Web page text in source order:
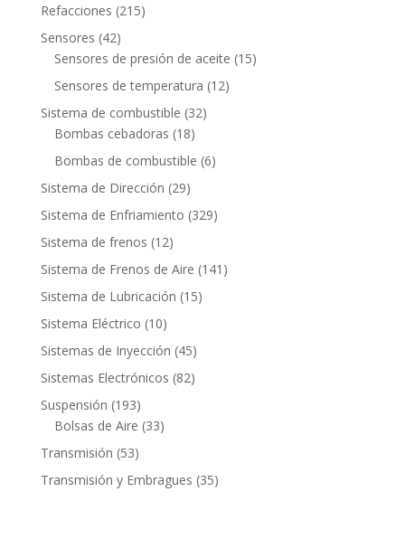
Refacciones 215215
Sensores 4242
productos
Sensores de presión de aceite 1515
Sensores de temperatura 1212
Sistema de combustible 3232
Bombas cebadoras 1818
productos
Bombas de combustible 66
Sistema de Dirección 2929
productos
Sistema de Enfriamiento 329329
Sistema de frenos 1212
productos
Sistema de Frenos de Aire 141 141
Sistema de Lubricación 1515
Sistema Eléctrico 1010
productos
Sistemas de Inyección 4545
productos
Sistemas Electrónicos 8282
Suspensión 193193
productos
Bolsas de Aire 3333
Transmisión 5353
productos
Transmisión y Embragues 3535